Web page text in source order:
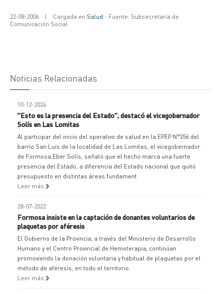
22-08-2006 | Cargada en Salud - Fuente: Subsecretaría de
Comunicación Social
Noticias Relacionadas
10-12-2024
"Esto es la presencia del Estado", destacó el vicegobernador
Solís en Las Lomitas
Al participar del inicio del operativo de salud en la EPEP N°356 del
barrio San Luis de la localidad de Las Lomitas, el vicegobernador
de Formosa,Eber Solís, señaló que el hecho marca una fuerte
presencia del Estado, a diferencia del Estado nacional que quitó
presupuesto en distintas áreas fundament
Leer más
28-07-2022
Formosa insiste en la captación de donantes voluntarios de
plaquetas por aféresis
El Gobierno de la Provincia, a través del Ministerio de Desarrollo
Humano y el Centro Provincial de Hemoterapia, continúan
promoviendo la donación voluntaria y habitual de plaquetas por el
método de aféresis, en todo el territorio.
Leer más